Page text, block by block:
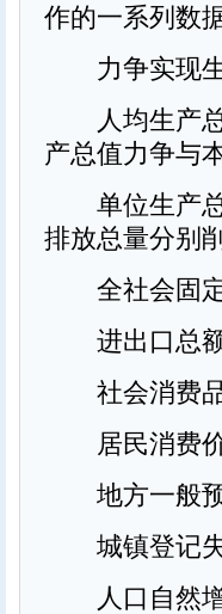
作的一系列
力争实现生
人均生产总
产总值力争与
单位生产总
排放总量分别
全社会固定
进出口总额
社会消费品
居民消费价
地方一般预
城镇登记失
人口自然增